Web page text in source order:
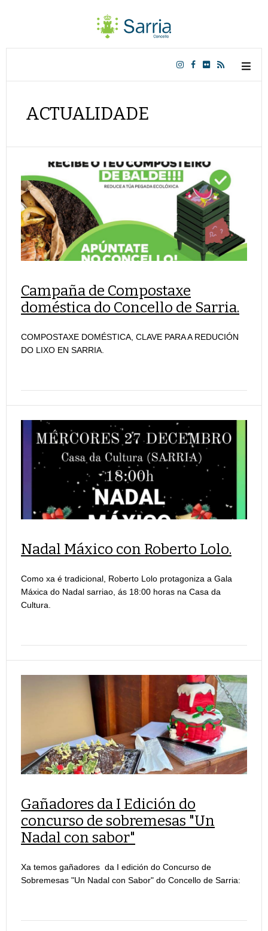
ACTUALIDADE
Campaña de Compostaxe
doméstica do Concello de Sarria.
COMPOSTAXE DOMÉSTICA, CLAVE PARA A REDUCIÓN
DO LIXO EN SARRIA.
Nadal Máxico con Roberto Lolo.
Como xa é tradicional, Roberto Lolo protagoniza a Gala
Máxica do Nadal sarriao, ás 18:00 horas na Casa da
Cultura.
Gañadores da I Edición do
concurso de sobremesas "Un
Nadal con sabor"
Xa temos gañadores da I edición do Concurso de
Sobremesas "Un Nadal con Sabor" do Concello de Sarria: